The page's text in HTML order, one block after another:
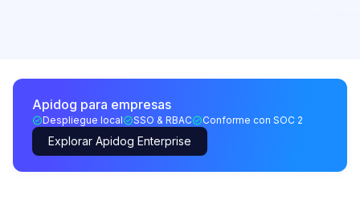
Apidog para empresas
Despliegue local SSO & RBAC Conforme con SOC 2
Explorar Apidog Enterprise